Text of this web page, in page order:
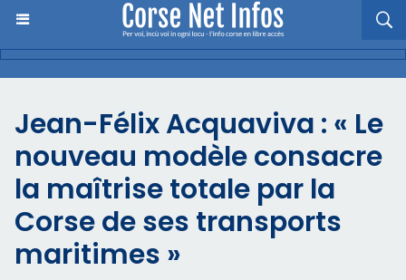
Jean-Félix Acquaviva : « Le
nouveau modèle consacre
la maîtrise totale par la
Corse de ses transports
maritimes »